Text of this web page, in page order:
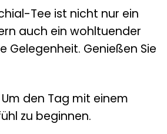
Tee ist nicht nur ein
auch ein wohltuender
Gelegenheit. Genießen Sie
den Tag mit einem
zu beginnen.